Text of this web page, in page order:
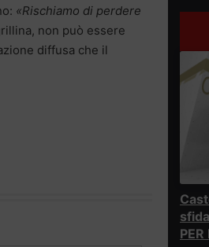
«Rischiamo di perdere
non può essere
diffusa che il
PER